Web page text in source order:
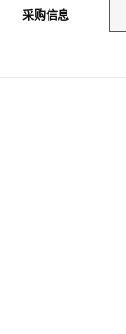
采购信息